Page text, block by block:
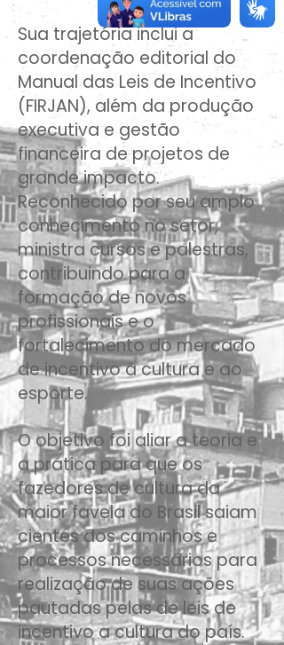
Sua trajetória inclui a
coordenação editorial do
Manual das Leis de Incentivo
(FIRJAN), além da produção
executiva e gestão
financeira de projetos de
grande impacto.
Reconhecido por seu amplo
conhecimento no setor,
ministra cursos e palestras,
contribuindo para a
formação de novos
profissionais e o
fortalecimento do mercado
de incentivo à cultura e ao
esporte.​
O objetivo foi aliar a teoria e
a prática para que os
fazedores de cultura da
maior favela do Brasil saiam
cientes dos caminhos e
processos necessários para
realização de suas ações
pautadas pelas de leis de
incentivo a cultura do país.